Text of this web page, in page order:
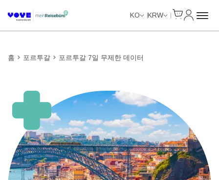
KO KRW
홈 포르투갈 포르투갈 7일 무제한 데이터